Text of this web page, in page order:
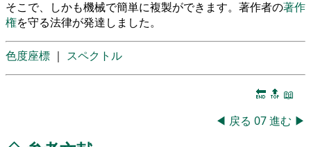
そこで、しかも機械で簡単に複製ができます。著作者の著作
権を守る法律が発達しました。
色度座標 ｜ スペクトル
🔚 🔝 📖
◀ 戻る 07進む ▶